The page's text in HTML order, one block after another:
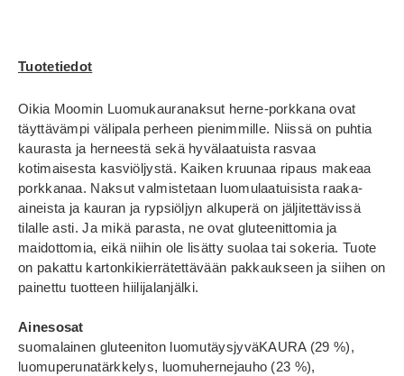
Tuotetiedot
Oikia Moomin Luomukauranaksut herne-porkkana ovat
täyttävämpi välipala perheen pienimmille. Niissä on puhtia
kaurasta ja herneestä sekä hyvälaatuista rasvaa
kotimaisesta kasviöljystä. Kaiken kruunaa ripaus makeaa
porkkanaa. Naksut valmistetaan luomulaatuisista raaka-
aineista ja kauran ja rypsiöljyn alkuperä on jäljitettävissä
tilalle asti. Ja mikä parasta, ne ovat gluteenittomia ja
maidottomia, eikä niihin ole lisätty suolaa tai sokeria. Tuote
on pakattu kartonkikierrätettävään pakkaukseen ja siihen on
painettu tuotteen hiilijalanjälki.
Ainesosat
suomalainen gluteeniton luomutäysjyväKAURA (29 %),
luomuperunatärkkelys, luomuhernejauho (23 %),